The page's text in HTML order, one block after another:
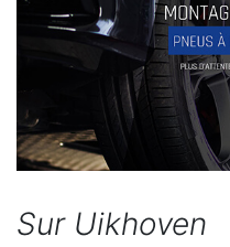
Sur Uikhoven